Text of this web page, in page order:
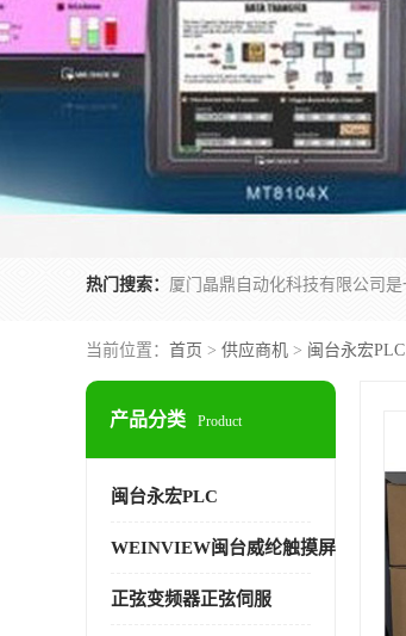
热门搜索：
当前位置： 首页 > 供应商机 > 闽台永宏PLC
产品分类 Product
闽台永宏PLC
WEINVIEW闽台威纶触摸屏
正弦变频器正弦伺服